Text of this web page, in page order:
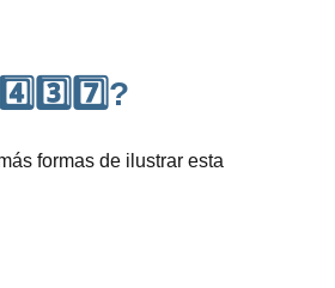
formas de ilustrar esta